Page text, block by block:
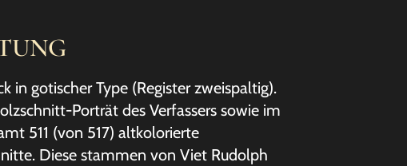
in gotischer Type (Register zweispaltig).
Porträt des Verfassers sowie im
511 (von 517) altkolorierte
Diese stammen von Viet Rudolph